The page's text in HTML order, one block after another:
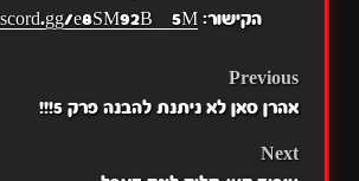
הקישור:e8SM92BZ5M
POST
Previous
אהרן סאן לא ניתנת להבנה פרק 5!!!
Next